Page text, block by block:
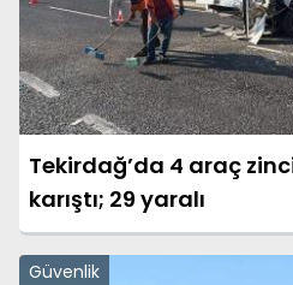
Tekirdağ’da 4 araç
karıştı; 29 yaralı
Güvenlik